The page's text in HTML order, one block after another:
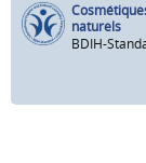
naturels
BDIH-